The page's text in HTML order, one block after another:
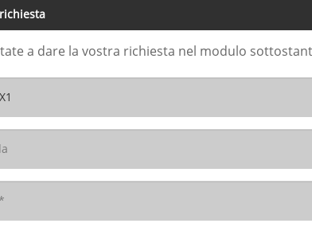
a dare la vostra richiesta nel modulo